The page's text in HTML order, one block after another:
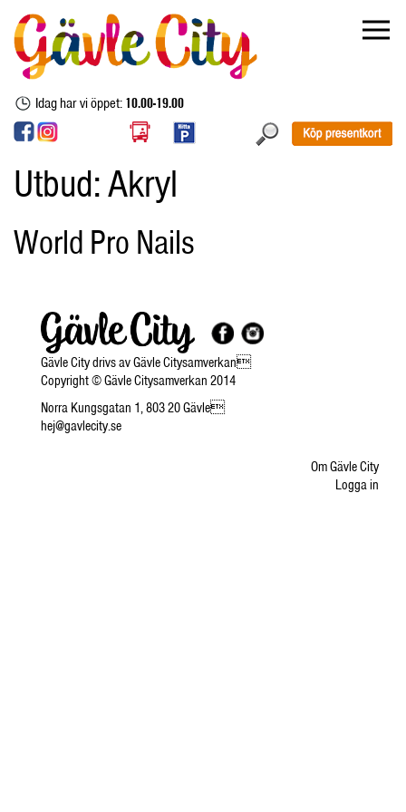
Idag har vi öppet:10.00-19.00
Utbud:Akryl
World Pro Nails
Gävle City drivs av Gävle Citysamverkan
Copyright © Gävle Citysamverkan 2014
Norra Kungsgatan 1, 803 20 Gävle
hej@gavlecity.se
Om Gävle City
Logga in